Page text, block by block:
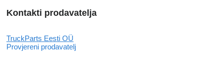
Kontakti prodavatelja
TruckParts Eesti OÜ
Provjereni prodavatelj